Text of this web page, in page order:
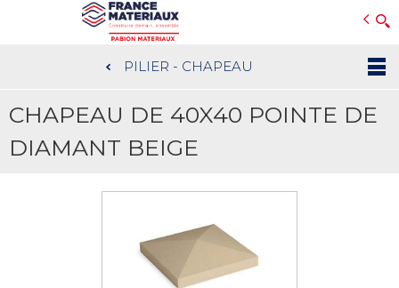
au
contenu
PILIER - CHAPEAU
CHAPEAU DE 40X40 POINTE DE
DIAMANT BEIGE